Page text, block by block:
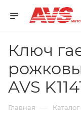
Ключ
AVS
Главная — Каталог